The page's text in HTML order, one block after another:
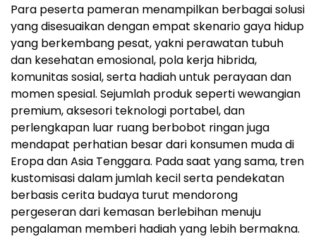
Para peserta pameran menampilkan berbagai solusi
yang disesuaikan dengan empat skenario gaya hidup
yang berkembang pesat, yakni perawatan tubuh
dan kesehatan emosional, pola kerja hibrida,
komunitas sosial, serta hadiah untuk perayaan dan
momen spesial. Sejumlah produk seperti wewangian
premium, aksesori teknologi portabel, dan
perlengkapan luar ruang berbobot ringan juga
mendapat perhatian besar dari konsumen muda di
Eropa dan Asia Tenggara. Pada saat yang sama, tren
kustomisasi dalam jumlah kecil serta pendekatan
berbasis cerita budaya turut mendorong
pergeseran dari kemasan berlebihan menuju
pengalaman memberi hadiah yang lebih bermakna.